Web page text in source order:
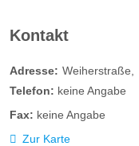
Kontakt
Adresse: Weiherstraße
Telefon: keine Angabe
Fax: keine Angabe
Zur Karte